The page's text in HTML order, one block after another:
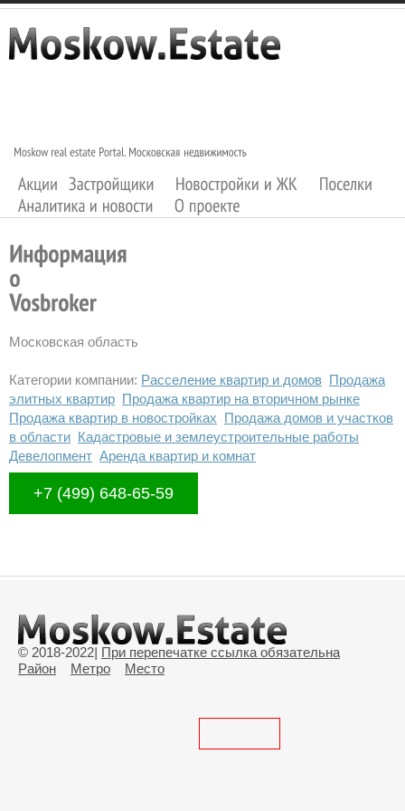
Московская область
Категории компании: Расселение квартир и домов Продажа
элитных квартир Продажа квартир на вторичном рынке
Продажа квартир в новостройках Продажа домов и участков
в области Кадастровые и землеустроительные работы
Девелопмент Аренда квартир и комнат
+7 (499) 648-65-59
© 2018-2022| При перепечатке ссылка обязательна
Район
Метро Место